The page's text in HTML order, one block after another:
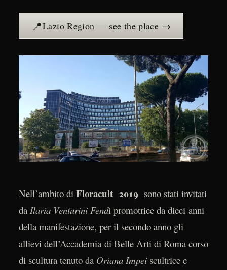
📍Lazio Region — see the place →
Nell’ambito di Floracult 2019 sono stati invitati
da Ilaria Venturini Fendi promotrice da dieci anni
della manifestazione, per il secondo anno gli
allievi dell’Accademia di Belle Arti di Roma corso
di scultura tenuto da Oriana Impeiscultrice e